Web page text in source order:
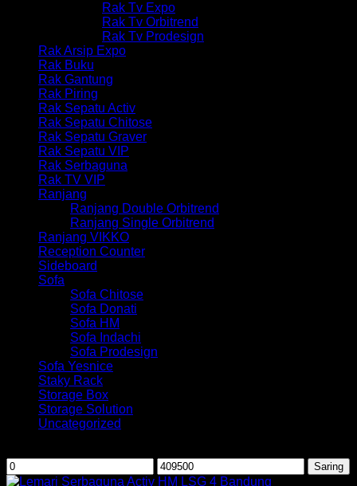
Rak Tv Expo
Rak Tv Orbitrend
Rak Tv Prodesign
Rak Arsip Expo
Rak Buku
Rak Gantung
Rak Piring
Rak Sepatu Activ
Rak Sepatu Chitose
Rak Sepatu Graver
Rak Sepatu VIP
Rak Serbaguna
Rak TV VIP
Ranjang
Ranjang Double Orbitrend
Ranjang Single Orbitrend
Ranjang VIKKO
Reception Counter
Sideboard
Sofa
Sofa Chitose
Sofa Donati
Sofa HM
Sofa Indachi
Sofa Prodesign
Sofa Yesnice
Staky Rack
Storage Box
Storage Solution
Uncategorized
Harga
terendah
Harga
tertinggi
Saring